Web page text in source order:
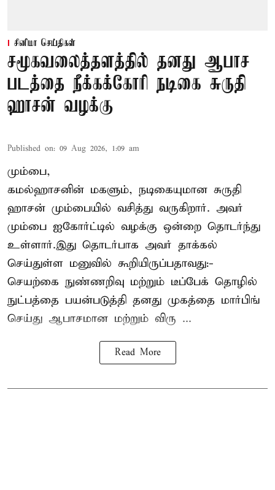
சினிமா செய்திகள்
சமூகவலைத்தளத்தில் தனது ஆபாச
படத்தை நீக்கக்கோரி நடிகை சுருதி
ஹாசன் வழக்கு
Published on: 09 Aug 2026, 1:09 am
மும்பை,
கமல்ஹாசனின் மகளும், நடிகையுமான சுருதி
ஹாசன் மும்பையில் வசித்து வருகிறார். அவர்
மும்பை ஐகோர்ட்டில் வழக்கு ஒன்றை தொடர்ந்து
உள்ளார்.இது தொடர்பாக அவர் தாக்கல்
செய்துள்ள மனுவில் கூறியிருப்பதாவது:-
செயற்கை நுண்ணறிவு மற்றும் டீப்பேக் தொழில்
நுட்பத்தை பயன்படுத்தி தனது முகத்தை மார்பிங்
செய்து ஆபாசமான மற்றும் விரு ...
Read More